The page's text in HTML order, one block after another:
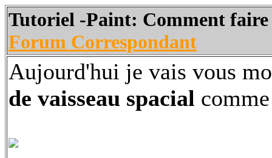
Tutoriel -Paint: Comment faire
Forum Correspondant
Aujourd'hui je vais vous
de vaisseau spacial